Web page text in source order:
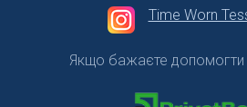
Time Worn
Якщо бажаєте допомогти